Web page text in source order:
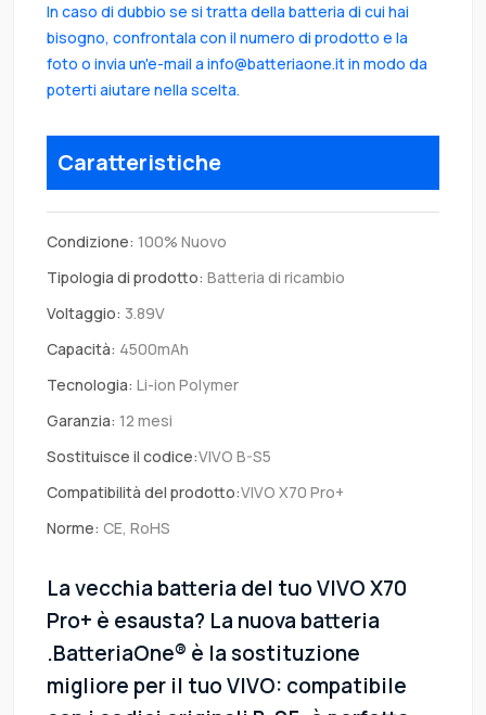
In caso di dubbio se si tratta della batteria di cui hai
bisogno, confrontala con il numero di prodotto e la
foto o invia un'e-mail a info@batteriaone.it in modo da
poterti aiutare nella scelta.
Caratteristiche
Condizione: 100% Nuovo
Tipologia di prodotto: Batteria di ricambio
Voltaggio: 3.89V
Capacità: 4500mAh
Tecnologia: Li-ion Polymer
Garanzia: 12 mesi
Sostituisce il codice:VIVO B-S5
Compatibilità del prodotto:VIVO X70 Pro+
Norme: CE, RoHS
La vecchia batteria del tuo VIVO X70
Pro+ è esausta? La nuova batteria
.BatteriaOne® è la sostituzione
migliore per il tuo VIVO: compatibile